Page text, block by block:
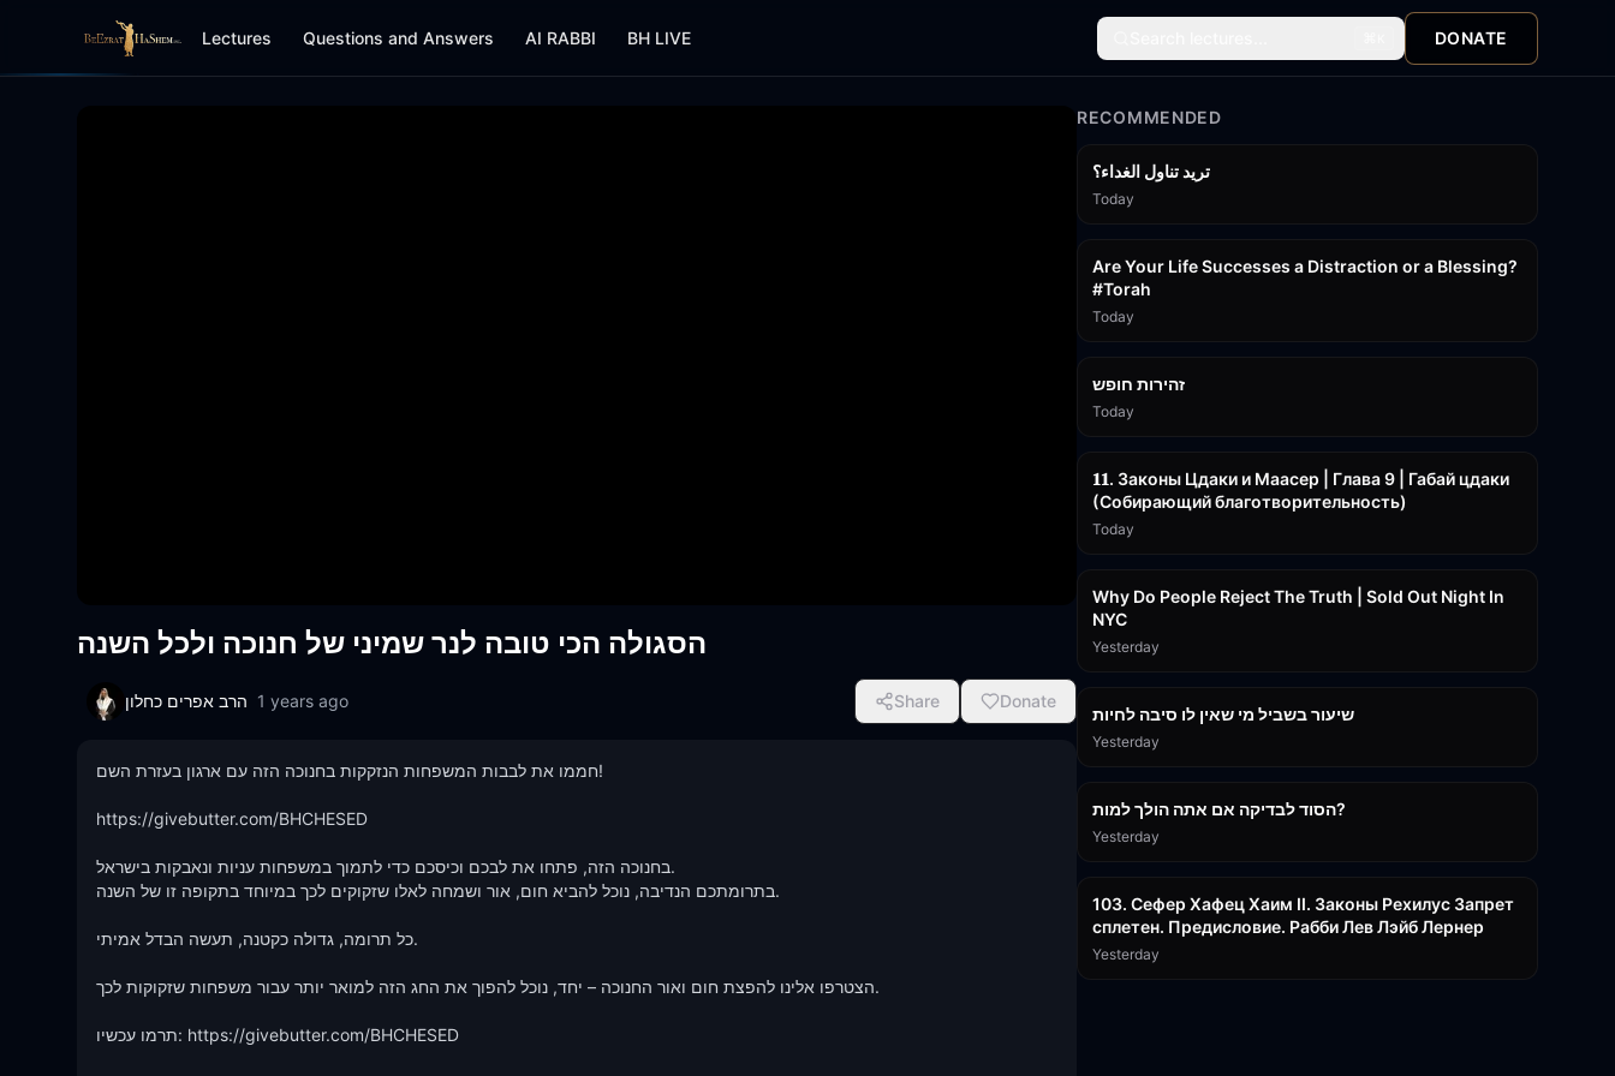
Lectures Questions and Answers AI RABBI BH LIVE DONATE
הסגולה הכי טובה לנר שמיני של חנוכה ולכל השנה
הרב אפרים כחלון 1 years ago Share Donate
חממו את לבבות המשפחות הנזקקות בחנוכה הזה עם ארגון בעזרת השם!
https://givebutter.com/BHCHESED
בחנוכה הזה, פתחו את לבכם וכיסכם כדי לתמוך במשפחות עניות ונאבקות בישראל.
בתרומתכם הנדיבה, נוכל להביא חום, אור ושמחה לאלו שזקוקים לכך במיוחד בתקופה זו של השנה.
כל תרומה, גדולה כקטנה, תעשה הבדל אמיתי.
הצטרפו אלינו להפצת חום ואור החנוכה – יחד, נוכל להפוך את החג הזה למואר יותר עבור משפחות שזקוקות לכך.
תרמו עכשיו: https://givebutter.com/BHCHESED
RECOMMENDED
تريد تناول الغداء؟
Today
Are Your Life Successes a Distraction or a Blessing?
#Torah
Today
זהירות חופש
Today
𝟏𝟏. Законы Цдаки и Маасер | Глава 9 | Габай цдаки
(Собирающий благотворительность)
Today
Why Do People Reject The Truth | Sold Out Night In
NYC
Yesterday
שיעור בשביל מי שאין לו סיבה לחיות
Yesterday
הסוד לבדיקה אם אתה הולך למות?
Yesterday
103. Сефер Хафец Хаим II. Законы Рехилус Запрет
сплетен. Предисловие. Рабби Лев Лэйб Лернер
Yesterday